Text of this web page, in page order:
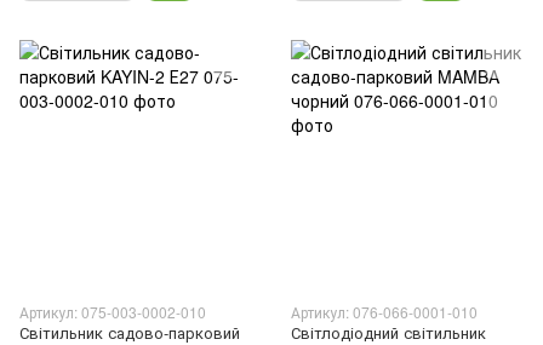
Артикул: 075-003-0002-010
Світильник садово-парковий
Артикул: 076-066-0001-010
Світлодіодний світильник